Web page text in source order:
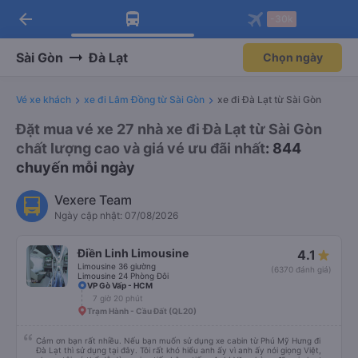
Tải app Vexere ngay!
Nhận ưu đãi thành viên độc
Mở app
Tải app Vexere
-30k/ghế khi đặt vé máy bay qua
Mở app
arrow_back
Sài Gòn Đà Lạt Chọn ngày
Vé xe khách xe đi Lâm Đồng từ Sài Gòn xe đi Đà Lạt từ Sài Gòn
Đặt mua vé xe 27 nhà xe đi Đà Lạt từ Sài Gòn
chất lượng cao và giá vé ưu đãi nhất: 844
chuyến mỗi ngày
Vexere Team
Ngày cập nhật: 07/08/2026
Điền Linh Limousine
Limousine 36 giường
Limousine 24 Phòng Đôi
4.1
(6370 đánh giá)
VP Gò Vấp - HCM
7 giờ 20 phút
Trạm Hành - Cầu Đất (QL20)
Cảm ơn bạn rất nhiều. Nếu bạn muốn sử dụng xe cabin từ Phú Mỹ Hưng đi
Đà Lạt thì sử dụng tại đây. Tôi rất khó hiểu anh ấy vì anh ấy nói giọng Việt,